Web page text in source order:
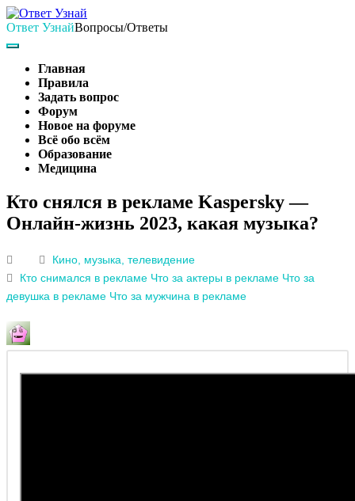
Skip
to
content
Ответ УзнайВопросы/Ответы
Search
Main
Navigation
Главная
Правила
Задать вопрос
Форум
Новое на форуме
Всё обо всём
Образование
Медицина
Search
Кто снялся в рекламе Kaspersky —
Онлайн-жизнь 2023, какая музыка?
Кино, музыка, телевидение
Кто снимался в рекламе Что за актеры в рекламе Что за
девушка в рекламе Что за мужчина в рекламе